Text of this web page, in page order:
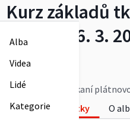
Alba
Videa
Lidé
Kategorie
Kurz základů
vazbou 16. 3.
Petra Pilná
Kurz základů tkaní
Fotky
O